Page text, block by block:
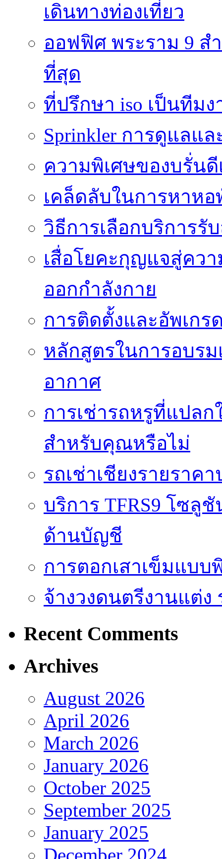
เดินทางท่องเที่ยว
ออฟฟิศ พระราม 9 ส
ที่สุด
ที่ปรึกษา iso เป็นทีม
Sprinkler การดูแลแ
ความพิเศษของบรั่นดี
เคล็ดลับในการหาหอ
วิธีการเลือกบริการรั
เสื่อโยคะกุญแจสู่คว
ออกกำลังกาย
การติดตั้งและอัพเกรด
หลักสูตรในการอบร
อากาศ
การเช่ารถหรูที่แปลก
สำหรับคุณหรือไม่
รถเช่าเชียงรายราค
บริการ TFRS9 โซลู
ด้านบัญชี
การตอกเสาเข็มแบบ
จ้างวงดนตรีงานแต่ง
Recent Comments
Archives
August 2026
April 2026
March 2026
January 2026
October 2025
September 2025
January 2025